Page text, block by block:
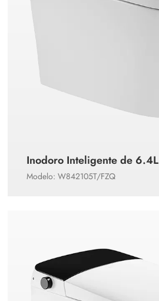
Inodoro Inteligente de 6.4L
Modelo: W842105T/FZQ